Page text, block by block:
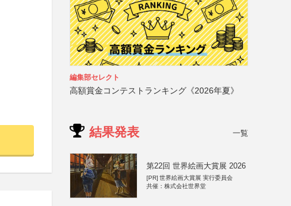
編集部セレクト
高額賞金コンテストランキング《2026年夏》
結果発表 一覧
第22回 世界絵画大賞展 2026
[PR] 世界絵画大賞展 実行委員会
共催：株式会社世界堂